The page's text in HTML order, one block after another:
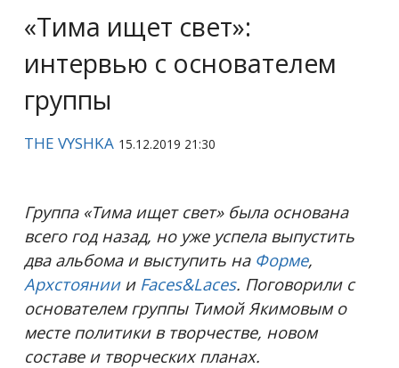
«Тима ищет свет»:
интервью с основателем
группы
THE VYSHKA 15.12.2019 21:30
Группа «Тима ищет свет» была основана
всего год назад, но уже успела выпустить
два альбома и выступить на Форме,
Архстоянии и Faces&Laces. Поговорили с
основателем группы Тимой Якимовым о
месте политики в творчестве, новом
составе и творческих планах.